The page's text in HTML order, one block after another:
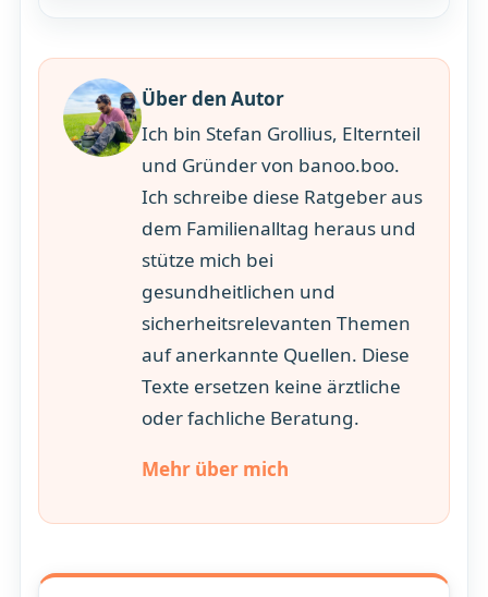
Über den Autor
Ich bin Stefan Grollius, Elternteil
und Gründer von banoo.boo.
Ich schreibe diese Ratgeber aus
dem Familienalltag heraus und
stütze mich bei
gesundheitlichen und
sicherheitsrelevanten Themen
auf anerkannte Quellen. Diese
Texte ersetzen keine ärztliche
oder fachliche Beratung.
Mehr über mich